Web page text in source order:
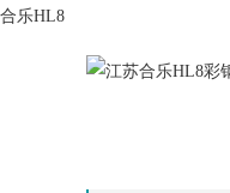
合乐HL8